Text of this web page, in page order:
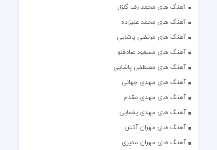
آهنگ های محمد رضا گلزار
آهنگ های محمد علیزاده
آهنگ های مرتضی پاشایی
آهنگ های مسعود صادقلو
آهنگ های مصطفی پاشایی
آهنگ های مهدی جهانی
آهنگ های مهدی مقدم
آهنگ های مهدی یغمایی
آهنگ های مهران آتش
آهنگ های مهران مدیری